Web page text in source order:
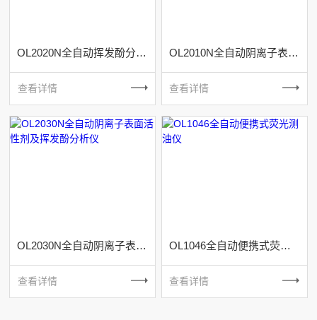
OL2020N全自动挥发酚分析仪
查看详情
OL2010N全自动阴离子表面活性剂分析仪
查看详情
OL2030N全自动阴离子表面活性剂及挥发酚分析仪
查看详情
OL1046全自动便携式荧光测油仪
查看详情